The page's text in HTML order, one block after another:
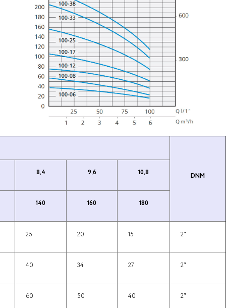
DNM
8,4 9,6 10,8
140 160 180
25 20 15 2″
40 34 27 2″
60 50 40 2″